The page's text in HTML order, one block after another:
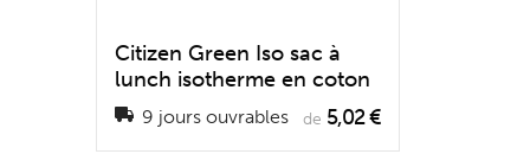
Citizen Green Iso sac à
lunch isotherme en coton
9 jours ouvrables de 5,02 €